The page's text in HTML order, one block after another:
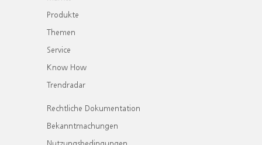
Produkte
Themen
Service
Know How
Trendradar
Rechtliche Dokumentation
Bekanntmachungen